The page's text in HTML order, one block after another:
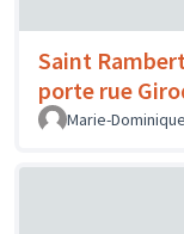
Saint
porte rue
Marie-Dominique